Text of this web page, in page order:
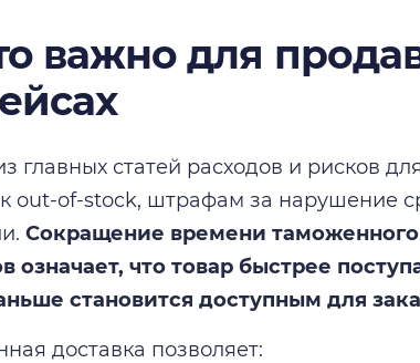
важно для
главных статей расходов и рисков
out-of-stock, штрафам за нарушение
Сокращение времени
означает, что товар быстрее
становится доступным для
доставка позволяет: